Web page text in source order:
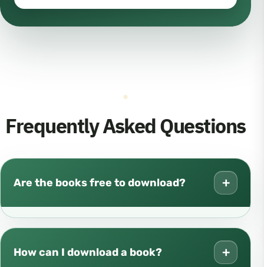
Frequently Asked Questions
Are the books free to download? +
How can I download a book? +